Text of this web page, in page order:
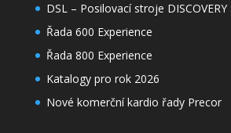
DSL – Posilovací stroje DISCOVERY
Řada 600 Experience
Řada 800 Experience
Katalogy pro rok 2026
Nové komerční kardio řady Precor